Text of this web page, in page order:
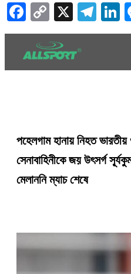
Facebook
Copy
Link
X
পহেলগাম হানায় নিহত
সেনাবাহিনীকে জয় উৎসর্গ
মেলাননি ম্যাচ শেষে